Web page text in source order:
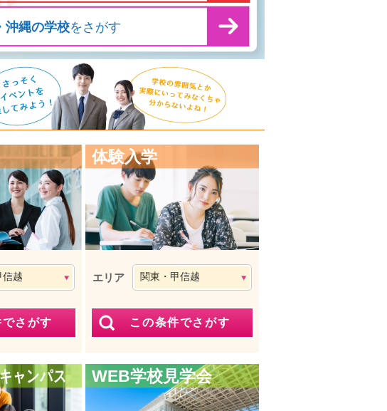
沖縄の学校をさがす
体験入学
エリア
ャンパス WEB学校見学会